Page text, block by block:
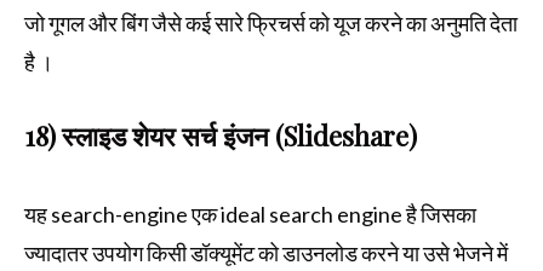
जो गूगल और बिंग जैसे कई सारे फ्रिचर्स को यूज करने का अनुमति देता
है ।
18) स्लाइड शेयर सर्च इंजन (Slideshare)
यह search-engine एक ideal search engine है जिसका
ज्यादातर उपयोग किसी डॉक्यूमेंट को डाउनलोड करने या उसे भेजने में